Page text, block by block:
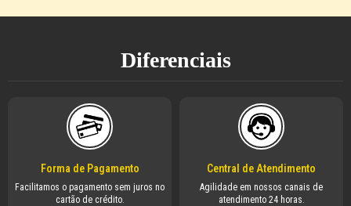
Diferenciais
Forma de Pagamento
Facilitamos o pagamento sem juros no
cartão de crédito.
Central de Atendimento
Agilidade em nossos canais de
atendimento 24 horas.